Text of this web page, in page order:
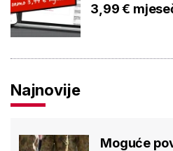
3,99 €
Najnovije
Moguće